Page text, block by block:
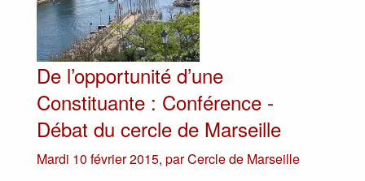
De l’opportunité d’une
Constituante : Conférence -
Débat du cercle de Marseille
Mardi 10 février 2015, parCercle de Marseille